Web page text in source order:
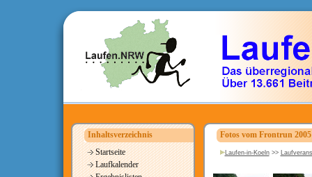
Inhaltsverzeichnis
Startseite
Laufkalender
Fotos vom Frontrun 2005
Laufen-in-Koeln>>